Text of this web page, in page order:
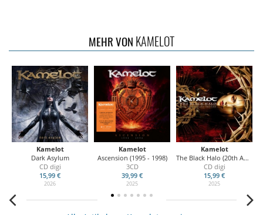
MEHR VON KAMELOT
Kamelot
Dark Asylum
CD digi
15,99 €
2026
Kamelot
Ascension (1995 - 1998)
3CD
39,99 €
2025
Kamelot
The Black Halo (20th Anniversary Edition)
CD digi
15,99 €
2025